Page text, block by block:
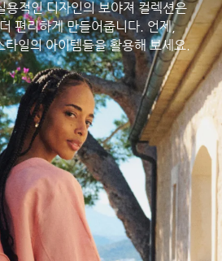
용적인 디자인의 보야져 컬렉션은
편리하게 만들어줍니다. 언제,
타일의 아이템들을 활용해 보세요.